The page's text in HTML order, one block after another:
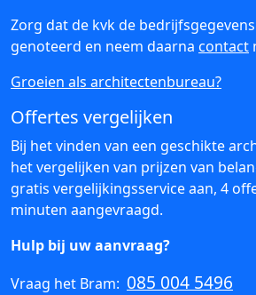
Zorg dat de kvk de
genoteerd en neem daarna contact
Groeien als architectenbureau?
Offertes vergelijken
Bij het vinden van een geschikte
het vergelijken van prijzen van
gratis vergelijkingsservice aan, 4
minuten aangevraagd.
Hulp bij uw aanvraag?
Vraag het Bram: 085 004 5496